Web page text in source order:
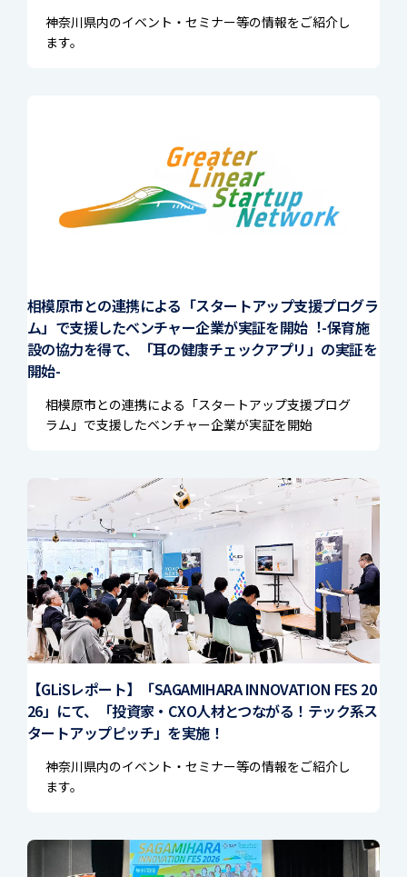
神奈川県内のイベント・セミナー等の情報をご紹介し
ます。
相模原市との連携による「スタートアップ支援プログラ
ム」で支援したベンチャー企業が実証を開始︕-保育施
設の協力を得て、「耳の健康チェックアプリ」の実証を
開始-
相模原市との連携による「スタートアップ支援プログ
ラム」で支援したベンチャー企業が実証を開始
【GLiSレポート】「SAGAMIHARA INNOVATION FES 20
26」にて、「投資家・CXO人材とつながる！テック系ス
タートアップピッチ」を実施！
神奈川県内のイベント・セミナー等の情報をご紹介し
ます。